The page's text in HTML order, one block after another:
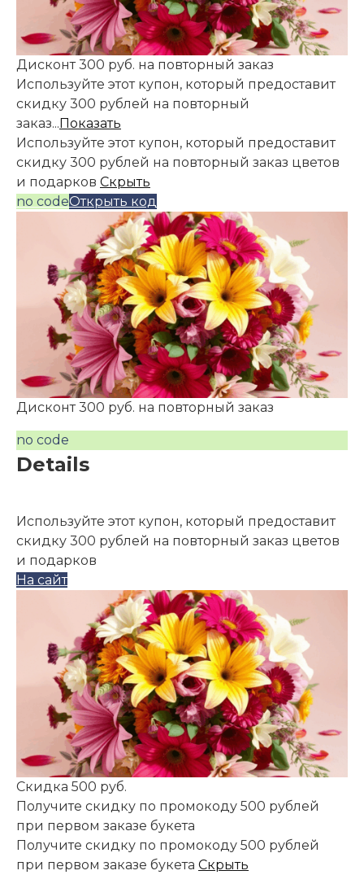
Дисконт 300 руб. на повторный заказ
Используйте этот купон, который предоставит
скидку 300 рублей на повторный
заказ...Показать
Используйте этот купон, который предоставит
скидку 300 рублей на повторный заказ цветов
и подарков Скрыть
no codeОткрыть код
Дисконт 300 руб. на повторный заказ
no code
Details
Используйте этот купон, который предоставит
скидку 300 рублей на повторный заказ цветов
и подарков
На сайт
Скидка 500 руб.
Получите скидку по промокоду 500 рублей
при первом заказе букета
Получите скидку по промокоду 500 рублей
при первом заказе букета Скрыть